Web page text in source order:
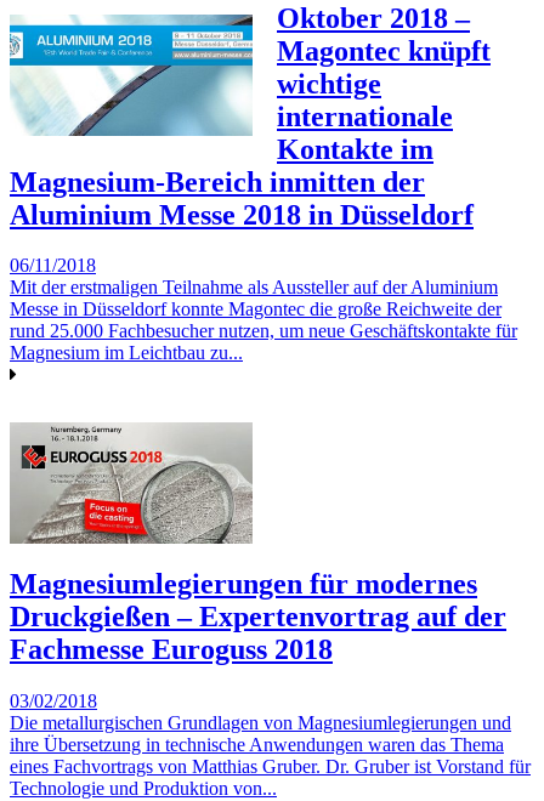
Oktober 2018 –
Magontec knüpft
wichtige
internationale
Kontakte im
Magnesium-Bereich inmitten der
Aluminium Messe 2018 in Düsseldorf
06/11/2018
Mit der erstmaligen Teilnahme als Aussteller auf der Aluminium
Messe in Düsseldorf konnte Magontec die große Reichweite der
rund 25.000 Fachbesucher nutzen, um neue Geschäftskontakte für
Magnesium im Leichtbau zu...
Magnesiumlegierungen für modernes
Druckgießen – Expertenvortrag auf der
Fachmesse Euroguss 2018
03/02/2018
Die metallurgischen Grundlagen von Magnesiumlegierungen und
ihre Übersetzung in technische Anwendungen waren das Thema
eines Fachvortrags von Matthias Gruber. Dr. Gruber ist Vorstand für
Technologie und Produktion von...